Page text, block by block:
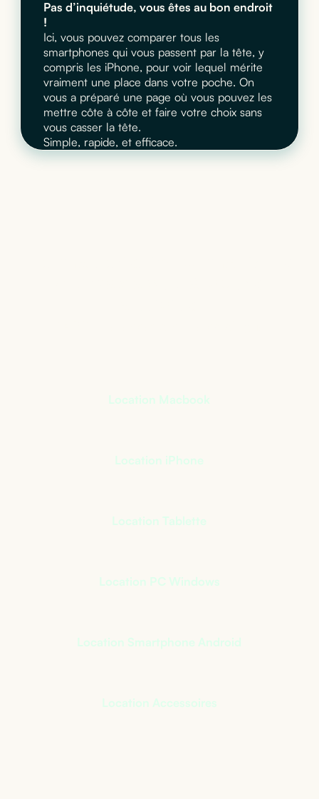
Pas d’inquiétude, vous êtes au bon endroit
!
Ici, vous pouvez comparer tous les
smartphones qui vous passent par la tête, y
compris les iPhone, pour voir lequel mérite
vraiment une place dans votre poche. On
vous a préparé une page où vous pouvez les
mettre côte à côte et faire votre choix sans
vous casser la tête.
Simple, rapide, et efficace.
Location Macbook
Location iPhone
Location Tablette
Location PC Windows
Location Smartphone Android
Location Accessoires